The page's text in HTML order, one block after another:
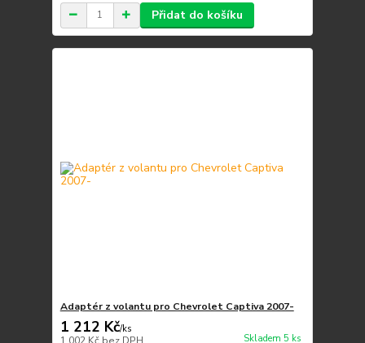
Přidat do košíku
Adaptér z volantu pro Chevrolet Captiva 2007-
1 212 Kč/ks
Skladem 5 ks